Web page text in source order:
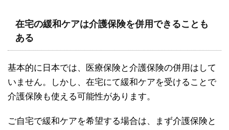
在宅の緩和ケアは介護保険を併用できることも
ある
基本的に日本では、医療保険と介護保険の併用はして
いません。しかし、在宅にて緩和ケアを受けることで
介護保険も使える可能性があります。
ご自宅で緩和ケアを希望する場合は、まず介護保険と